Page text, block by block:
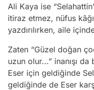
Ali Kaya ise
itiraz etmez, nüfus
yazdırılırken, aile
Zaten “Güzel doğan
uzun olur...” inanışı
Eser için geldiğinde
geldiğinde de Eser